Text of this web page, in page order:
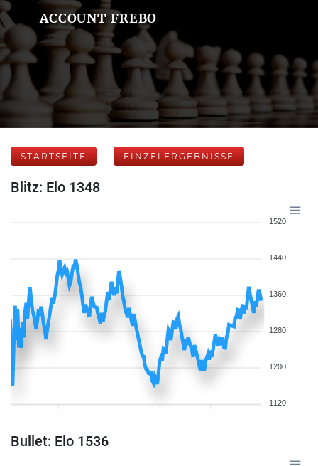
ACCOUNT FREBO
STARTSEITE EINZELERGEBNISSE
Blitz: Elo 1348
1520
1440
1360
1280
1200
1120
Bullet: Elo 1536